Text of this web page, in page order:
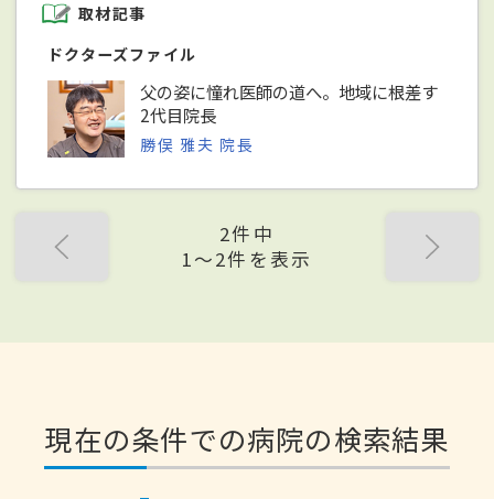
取材記事
ドクターズファイル
父の姿に憧れ医師の道へ。地域に根差す
2代目院長
勝俣 雅夫 院長
2件中
1〜2件を表示
現在の条件での病院の検索結果